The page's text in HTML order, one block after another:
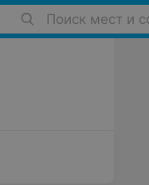
Поиск мест и